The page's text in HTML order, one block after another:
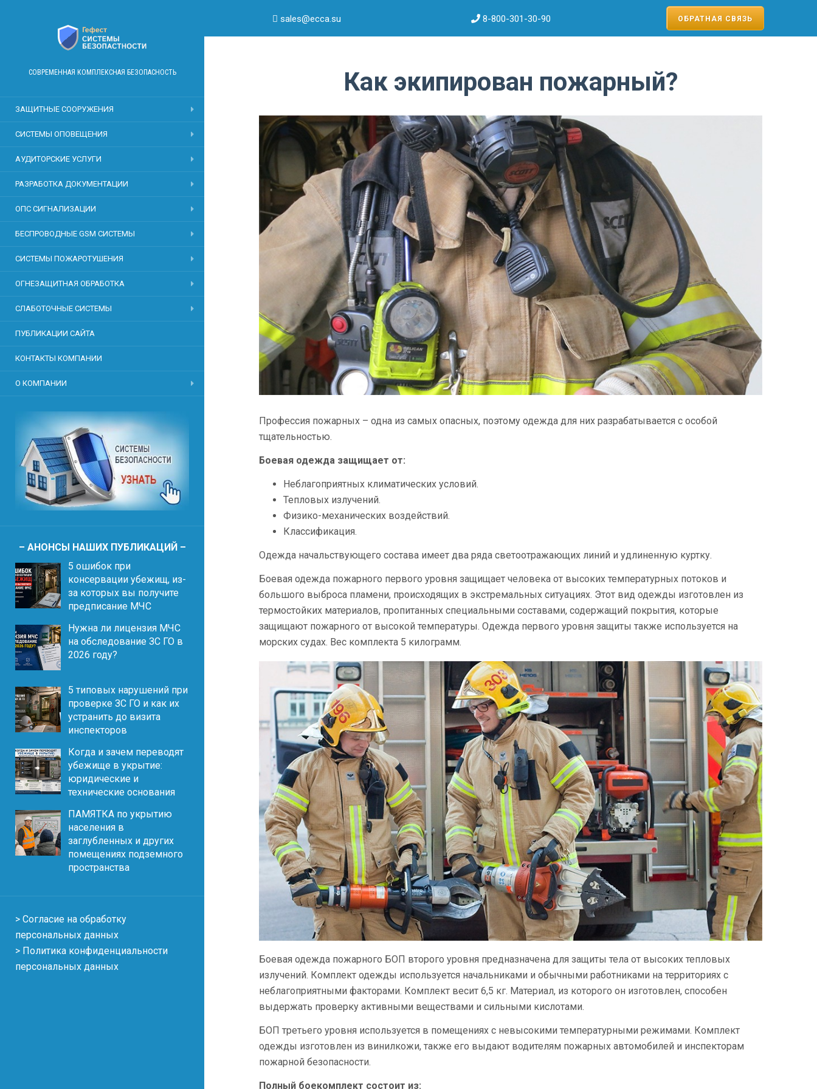
СОВРЕМЕННАЯ КОМПЛЕКСНАЯ БЕЗОПАСНОСТЬ
ЗАЩИТНЫЕ СООРУЖЕНИЯ
СИСТЕМЫ ОПОВЕЩЕНИЯ
АУДИТОРСКИЕ УСЛУГИ
РАЗРАБОТКА ДОКУМЕНТАЦИИ
ОПС СИГНАЛИЗАЦИИ
БЕСПРОВОДНЫЕ GSM СИСТЕМЫ
СИСТЕМЫ ПОЖАРОТУШЕНИЯ
ОГНЕЗАЩИТНАЯ ОБРАБОТКА
СЛАБОТОЧНЫЕ СИСТЕМЫ
ПУБЛИКАЦИИ САЙТА
КОНТАКТЫ КОМПАНИИ
О КОМПАНИИ
– АНОНСЫ НАШИХ ПУБЛИКАЦИЙ –
5 ошибок при
консервации убежищ, из-
за которых вы получите
предписание МЧС
Нужна ли лицензия МЧС
на обследование ЗС ГО в
2026 году?
5 типовых нарушений при
проверке ЗС ГО и как их
устранить до визита
инспекторов
Когда и зачем переводят
убежище в укрытие:
юридические и
технические основания
ПАМЯТКА по укрытию
населения в
заглубленных и других
помещениях подземного
пространства
> Согласие на обработку
персональных данных
> Политика конфиденциальности
персональных данных
sales@ecca.su 8-800-301-30-90 ОБРАТНАЯ СВЯЗЬ
Как экипирован пожарный?
Профессия пожарных – одна из самых опасных, поэтому одежда для них разрабатывается с особой
тщательностью.
Боевая одежда защищает от:
Неблагоприятных климатических условий.
Тепловых излучений.
Физико-механических воздействий.
Классификация.
Одежда начальствующего состава имеет два ряда светоотражающих линий и удлиненную куртку.
Боевая одежда пожарного первого уровня защищает человека от высоких температурных потоков и
большого выброса пламени, происходящих в экстремальных ситуациях. Этот вид одежды изготовлен из
термостойких материалов, пропитанных специальными составами, содержащий покрытия, которые
защищают пожарного от высокой температуры. Одежда первого уровня защиты также используется на
морских судах. Вес комплекта 5 килограмм.
Боевая одежда пожарного БОП второго уровня предназначена для защиты тела от высоких тепловых
излучений. Комплект одежды используется начальниками и обычными работниками на территориях с
неблагоприятными факторами. Комплект весит 6,5 кг. Материал, из которого он изготовлен, способен
выдержать проверку активными веществами и сильными кислотами.
БОП третьего уровня используется в помещениях с невысокими температурными режимами. Комплект
одежды изготовлен из винилкожи, также его выдают водителям пожарных автомобилей и инспекторам
пожарной безопасности.
Полный боекомплект состоит из: